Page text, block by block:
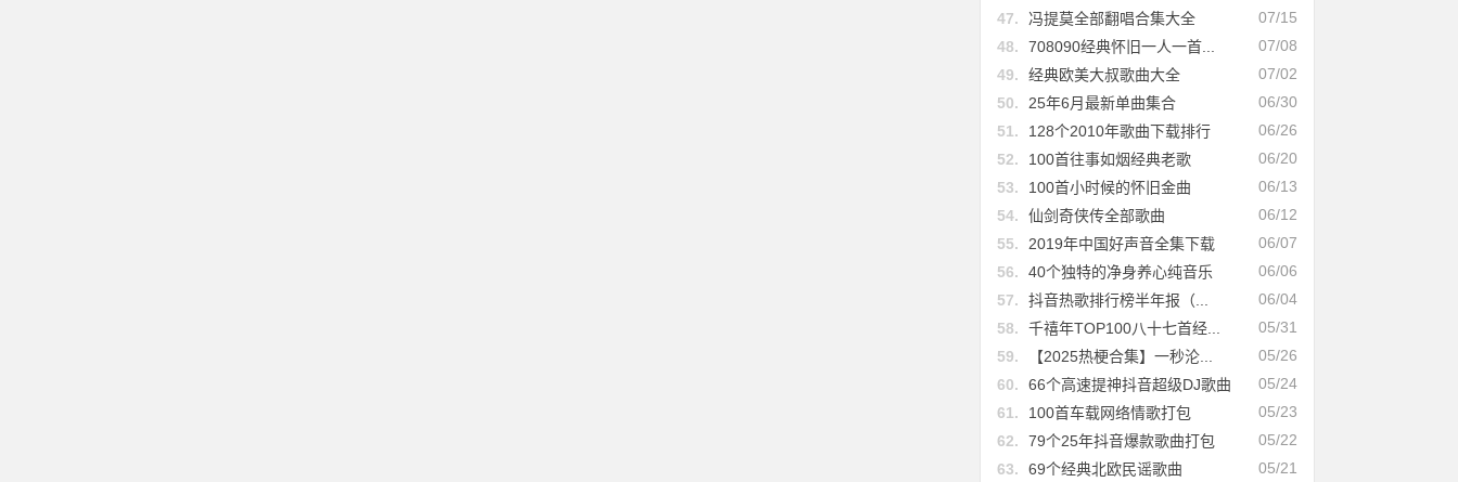
07/15
47.
冯提莫全部翻唱合集大全
07/08
48.
708090经典怀旧一人一首...
07/02
49.
经典欧美大叔歌曲大全
06/30
50.
25年6月最新单曲集合
06/26
51.
128个2010年歌曲下载排行
06/20
52.
100首往事如烟经典老歌
06/13
53.
100首小时候的怀旧金曲
06/12
54.
仙剑奇侠传全部歌曲
06/07
55.
2019年中国好声音全集下载
06/06
56.
40个独特的净身养心纯音乐
06/04
57.
抖音热歌排行榜半年报（...
05/31
58.
千禧年TOP100八十七首经...
05/26
59.
【2025热梗合集】一秒沦...
05/24
60.
66个高速提神抖音超级DJ歌曲
05/23
61.
100首车载网络情歌打包
05/22
62.
79个25年抖音爆款歌曲打包
05/21
63. 69个经典北欧民谣歌曲